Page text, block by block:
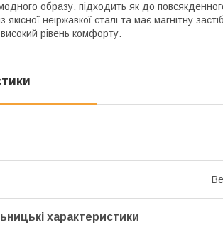
образу, підходить як до
якісної неіржавкої сталі та має магнітну
рівень комфорту.
характеристики